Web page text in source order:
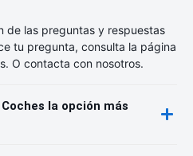
de las preguntas y respuestas
tu pregunta, consulta la página
O contacta con nosotros.
la opción más